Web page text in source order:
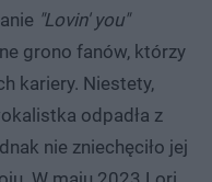
"Lovin' you"
grono fanów, którzy
kariery. Niestety,
odpadła z
nie zniechęciło jej